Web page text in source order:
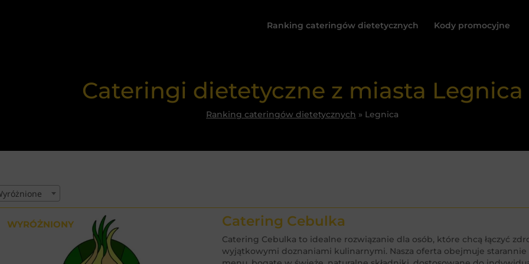
Ranking cateringów dietetycznych Kody promocyjne
Cateringi dietetyczne z miasta Legnica
Ranking cateringów dietetycznych » Legnica
WYRÓŻNIONY Catering Cebulka
Catering Cebulka to idealne rozwiązanie dla osób, które chcą łączyć
wyjątkowymi doznaniami kulinarnymi. Nasza oferta obejmuje starannie